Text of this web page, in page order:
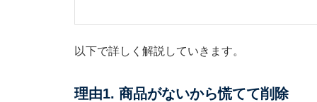
以下で詳しく解説していきます。
理由1. 商品がないから慌てて削除